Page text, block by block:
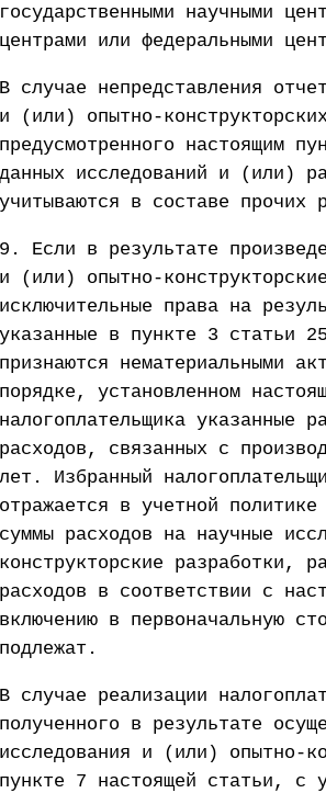
государственными научными
центрами или федеральными
В случае непредставления
и (или) опытно-
предусмотренного настоящим
данных исследований и (или)
учитываются в составе прочих
9. Если в результате
и (или) опытно-
исключительные права на
указанные в пункте 3 статьи
признаются нематериальными
порядке, установленном
налогоплательщика указанные
расходов, связанных с
лет. Избранный
отражается в учетной
суммы расходов на научные
конструкторские разработки,
расходов в соответствии с
включению в первоначальную
подлежат.
В случае реализации
полученного в результате
исследования и (или) опытно-
пункте 7 настоящей статьи, с